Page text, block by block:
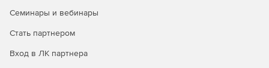
Семинары и вебинары
Стать партнером
Вход в ЛК партнера